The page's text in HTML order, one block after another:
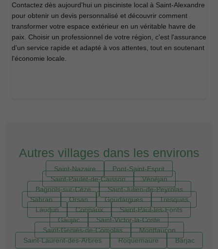
Contactez dès aujourd'hui un pisciniste local à Saint-Alexandre
pour obtenir un devis personnalisé et découvrir comment
transformer votre espace extérieur en un véritable havre de
paix. Choisir un professionnel de votre région, c'est l'assurance
d'un service rapide et adapté à vos attentes, tout en soutenant
l'économie locale.
Autres villages dans les environs
Saint-Nazaire
Pont-Saint-Esprit
Saint-Paulet-de-Caisson
Vénéjan
Bagnols-sur-Cèze
Saint-Julien-de-Peyrolas
Sabran
Orsan Goudargues
Tresques
Laudun
Connaux
Saint-Paul-les-Fonts
Gaujac
Saint-Victor-la-Coste
Saint-Geniès-de-Comolas
Montfaucon
Saint-Laurent-des-Arbres
Roquemaure Barjac